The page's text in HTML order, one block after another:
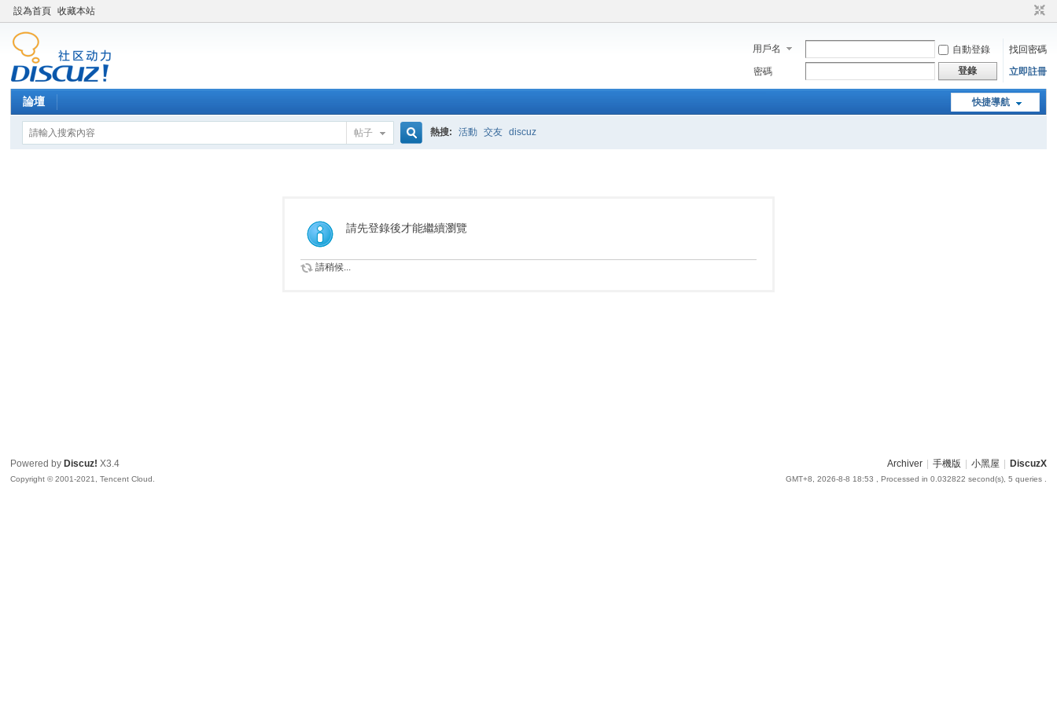
設為首頁 收藏本站
用戶名 自動登錄
找回密碼
密碼
登錄 立即註冊
快捷導航
論壇
帖子
索
熱搜: 活動 交友 discuz
請先登錄後才能繼續瀏覽
請稍候...
Archiver 手機版 小黑屋 DiscuzX
GMT+8, 2026-8-8 18:53 , Processed in 0.032822 second(s), 5 queries .
Powered by Discuz! X3.4
Copyright © 2001-2021, Tencent Cloud.